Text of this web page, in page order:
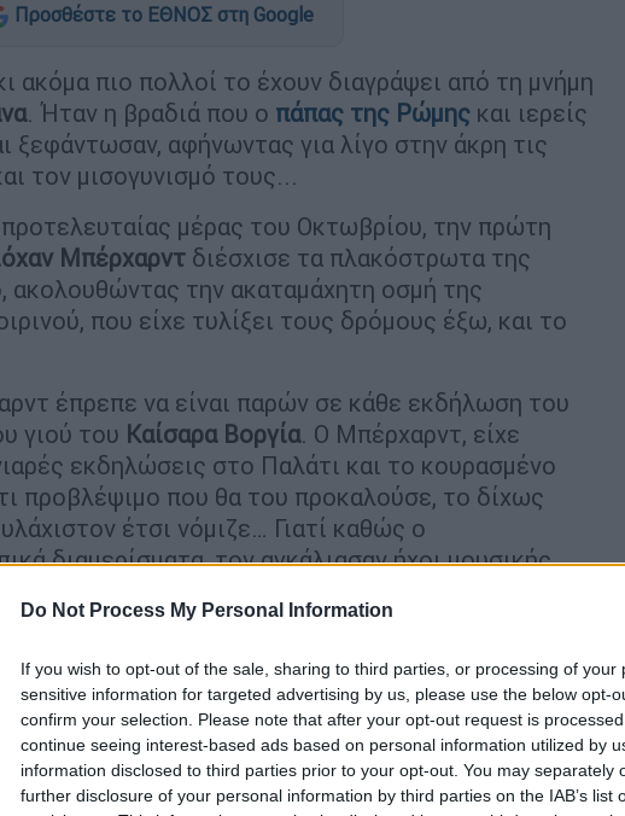
Do Not Process My Personal Information
If you wish to opt-out of the sale, sharing to third parties, or processing of your
sensitive information for targeted advertising by us, please use the below opt-
confirm your selection. Please note that after your opt-out request is
continue seeing interest-based ads based on personal information utilized by
information disclosed to third parties prior to your opt-out. You may separately
further disclosure of your personal information by third parties on the IAB’s list
Προσθέστε το ΕΘΝΟΣ στη Google
ακόμα πιο πολλοί το έχουν διαγράψει από τη μνήμη
. Ήταν η βραδιά που ο πάπας της Ρώμης και ιερείς
ξεφάντωσαν, αφήνωντας για λίγο στην άκρη τις
τον μισογυνισμό τους...
μέρας του Οκτωβρίου, την πρώτη
Μπέρχαρντ διέσχισε τα πλακόστρωτα της
ακολουθώντας την ακαταμάχητη οσμή της
που είχε τυλίξει τους δρόμους έξω, και το
έπρεπε να είναι παρών σε κάθε εκδήλωση του
γιού του Καίσαρα Βοργία. Ο Μπέρχαρντ, είχε
εκδηλώσεις στο Παλάτι και το κουρασμένο
προβλέψιμο που θα του προκαλούσε, το δίχως
έτσι νόμιζε… Γιατί καθώς ο
διαμερίσματα, τον αγκάλιασαν ήχοι μουσικής
κορίτσια τον άρπαξαν και τον έβαλαν μέσα με το
Διάβολο: Πώς η Καθολική Εκκλησία